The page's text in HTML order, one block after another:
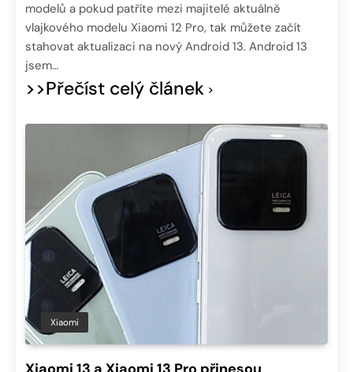
modelů a pokud patříte mezi majitelé aktuálně
vlajkového modelu Xiaomi 12 Pro, tak můžete začít
stahovat aktualizaci na nový Android 13. Android 13
jsem…
>>Přečíst celý článek
Xiaomi